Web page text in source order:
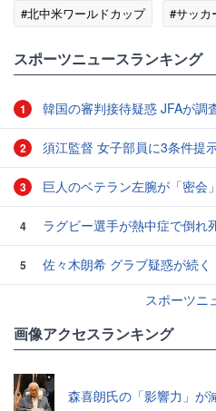
#北中米ワールドカップ
#サッカ
スポーツニュースランキング
1 韓国の審判接待疑惑 JFAが調
2 須江監督 女子部員に3条件提
3 巨人のベテラン左腕が「密会
4 ラグビー選手が熱中症で倒れ
5
佐々木朗希 グラブ疑惑が続く
スポーツニ
画像アクセスランキング
森喜朗氏の「影響力」が